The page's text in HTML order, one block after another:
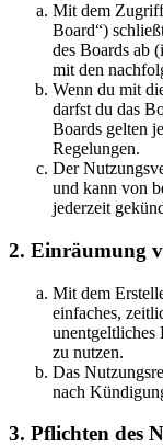
Mit dem Zugriff
Board“)
des Boards ab
mit den
Wenn du mit
darfst du das
Boards gelten
Regelungen.
Der
und kann von
jederzeit
2. Einräumung
Mit dem
einfaches,
unentgeltliches
zu nutzen.
Das
nach
3. Pflichten des